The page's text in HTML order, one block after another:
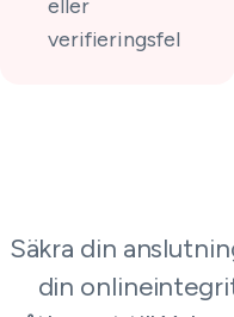
eller
verifieringsfel
Säkra din
din